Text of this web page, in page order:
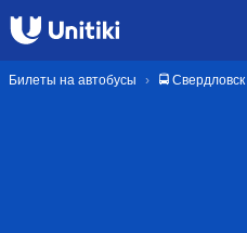
Билеты на автобусы 🚍 Свердловск